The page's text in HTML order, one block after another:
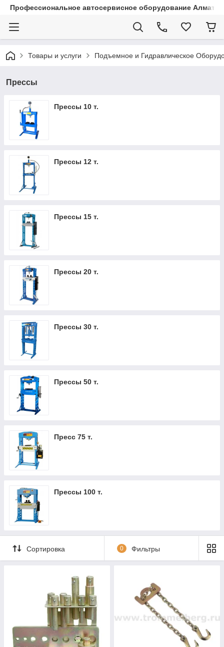
Профессиональное автосервисное оборудование Алматы
Товары и услуги Подъемное и Гидравлическое
Прессы
Прессы 10 т.
Прессы 12 т.
Прессы 15 т.
Прессы 20 т.
Прессы 30 т.
Прессы 50 т.
Пресс 75 т.
Прессы 100 т.
Сортировка 0 Фильтры